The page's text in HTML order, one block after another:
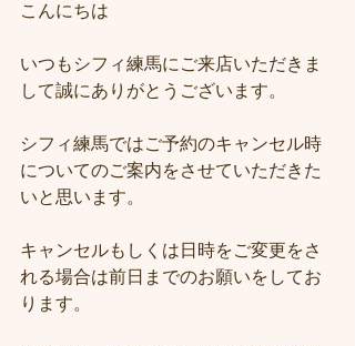
こんにちは
いつもシフィ練馬にご来店いただきま
して誠にありがとうございます。
シフィ練馬ではご予約のキャンセル時
についてのご案内をさせていただきた
いと思います。
キャンセルもしくは日時をご変更をさ
れる場合は前日までのお願いをしてお
ります。